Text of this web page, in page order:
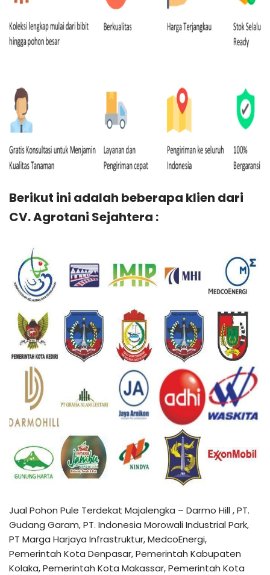
Berikut ini adalah beberapa klien dari
CV. Agrotani Sejahtera :
Jual Pohon Pule Terdekat Majalengka – Darmo Hill , PT.
Gudang Garam, PT. Indonesia Morowali Industrial Park,
PT Marga Harjaya Infrastruktur, MedcoEnergi,
Pemerintah Kota Denpasar, Pemerintah Kabupaten
Kolaka, Pemerintah Kota Makassar, Pemerintah Kota